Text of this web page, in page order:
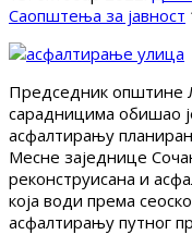
Саопштења за јавност
Председник општине
сарадницима обишао
асфалтирању
Месне заједнице
реконструисана и
која води према
асфалтирању путног